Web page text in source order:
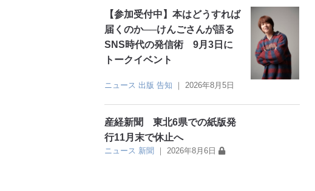
【参加受付中】本はどうすれば
届くのか──けんごさんが語る
SNS時代の発信術 9月3日に
トークイベント
ニュース 出版 告知 ｜ 2026年8月5日
産経新聞 東北6県での紙版発
行11月末で休止へ
ニュース 新聞 ｜ 2026年8月6日